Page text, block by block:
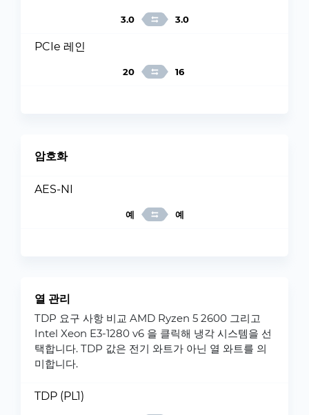
3.0 3.0
PCIe 레인
20 16
암호화
AES-NI
예 예
열 관리
TDP 요구 사항 비교 AMD Ryzen 5 2600 그리고
Intel Xeon E3-1280 v6 을 클릭해 냉각 시스템을 선
택합니다. TDP 값은 전기 와트가 아닌 열 와트를 의
미합니다.
TDP (PL1)